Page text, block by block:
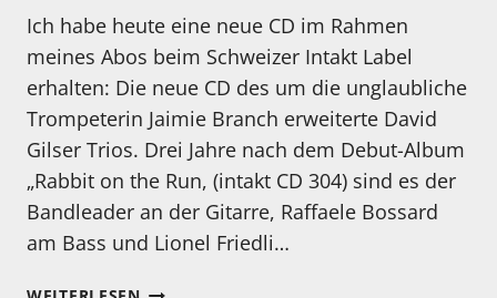
Ich habe heute eine neue CD im Rahmen
meines Abos beim Schweizer Intakt Label
erhalten: Die neue CD des um die unglaubliche
Trompeterin Jaimie Branch erweiterte David
Gilser Trios. Drei Jahre nach dem Debut-Album
„Rabbit on the Run, (intakt CD 304) sind es der
Bandleader an der Gitarre, Raffaele Bossard
am Bass und Lionel Friedli…
LEICHTIGKEIT